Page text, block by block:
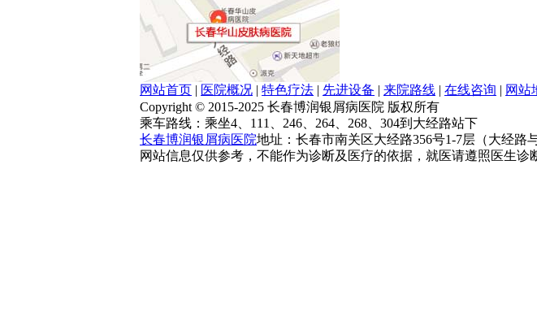
网站首页 | 医院概况 | 特色疗法 | 先进设备 | 来院路线 | 在线咨询 | 网站
Copyright © 2015-2025 长春博润银屑病医院 版权所有
乘车路线：乘坐4、111、246、264、268、304到大经路站下
长春博润银屑病医院地址：长春市南关区大经路356号1-7层（大经路
网站信息仅供参考，不能作为诊断及医疗的依据，就医请遵照医生诊